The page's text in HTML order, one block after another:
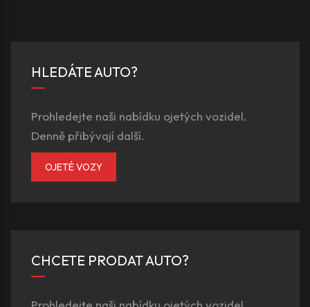
HLEDÁTE AUTO?
Prohledejte naši nabídku ojetých vozidel.
Denně přibývají další.
OJETÉ VOZY
CHCETE PRODAT AUTO?